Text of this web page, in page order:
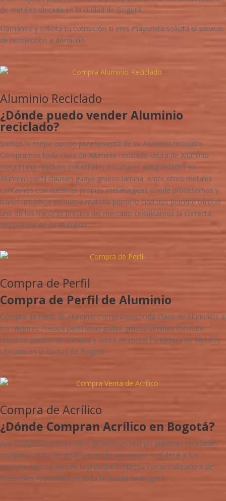
de metales ubicada en la ciudad de Bogotá.
Llámanos y solicita tu cotización si eres mayorista solicita el servicio
de recolección a domicilio
Aluminio Reciclado
¿Dónde puedo vender Aluminio
reciclado?
Somos la mejor opción para la venta de su Aluminio reciclado
Compramos toda clase de Aluminio reciclado viruta de Aluminio
maquinaria residuos industriales esculturas antigüedades en
Aluminio perfil clausen guaya grueso lamina entre otros metales
contamos con nuestras propias metalúrgicas donde procesamos y
transformamos en nueva materia prima lo cual nos permite ofrecer
uno de los mejores precios del mercado certificamos la correcta
disposición de su Aluminio
Compra de Perfil
Compra de Perfil de Aluminio
Compra de Perfil de Aluminio Compramos toda Clase de Aluminios a
los Mejores Precios perfil latas guaya gruesa laminas consulte
nuestros puntos de compra y venta de metal Fundidora de Metales
Ubicada en la Ciudad de Bogotá
Compra de Acrílico
¿Dónde Compran Acrílico en Bogotá?
Acá compramos toda clase de acrílicas resinas plásticas recicladas
compra y venta de acrílico por kilo por mayor o al detal a los
mejores precios somos la principal empresa comercializadora de
materiales reciclables en toda la ciudad de Bogotá